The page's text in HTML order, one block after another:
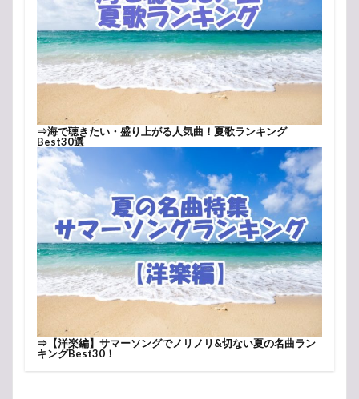
⇒海で聴きたい・盛り上がる人気曲！夏歌ランキング
Best30選
⇒ 【洋楽編】サマーソングでノリノリ&切ない夏の名曲ラン
キングBest30！